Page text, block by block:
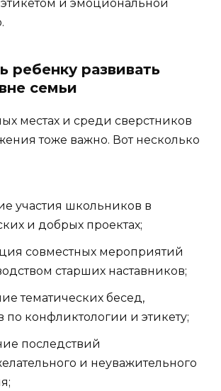
и эмоциональной
ребенку развивать
семьи
местах и среди сверстников
тоже важно. Вот несколько
участия школьников в
и добрых проектах;
совместных мероприятий
старших наставников;
тематических бесед,
по конфликтологии и этикету;
последствий
и неуважительного